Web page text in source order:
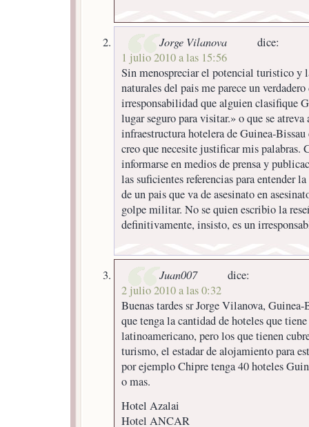
Jorge Vilanova
dice:
1 julio 2010 a las 15:56
Sin menospreciar el potencial turistico y
naturales del pais me parece un
irresponsabilidad que alguien clasifique
lugar seguro para visitar.» o que se
infraestructura hotelera de Guinea-
creo que necesite justificar mis palabras.
informarse en medios de prensa y
las suficientes referencias para entender
de un pais que va de asesinato en
golpe militar. No se quien escribio la
definitivamente, insisto, es un
Juan007
dice:
2 julio 2010 a las 0:32
Buenas tardes sr Jorge Vilanova, Guinea-
que tenga la cantidad de hoteles que
latinoamericano, pero los que tienen
turismo, el estadar de alojamiento para
por ejemplo Chipre tenga 40 hoteles
o mas.
Hotel Azalai
Hotel ANCAR